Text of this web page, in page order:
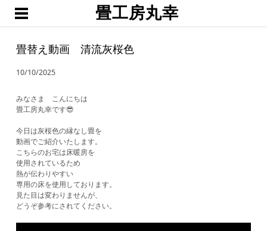
畳工房丸幸
ホーム
たたみ
琉球畳・置き畳
襖・網戸・障子
お問い合わせ・お見積予約
畳替え動画 清流灰桜色
10/10/2025
みなさま こんにちは
畳工房丸幸です😎
今日は灰桜色の縁なし畳を
動画でご紹介いたします。
こちらのお宅は床暖房を
使用されているため
熱が伝わりやすい
専用の床を使用しております。
見た目は変わりませんが、
どうぞ参考にされてください。